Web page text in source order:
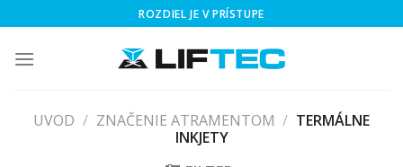
to
content
ROZDIEL JE V PRÍSTUPE
UVOD / ZNAČENIE ATRAMENTOM / TERMÁLNE
INKJETY